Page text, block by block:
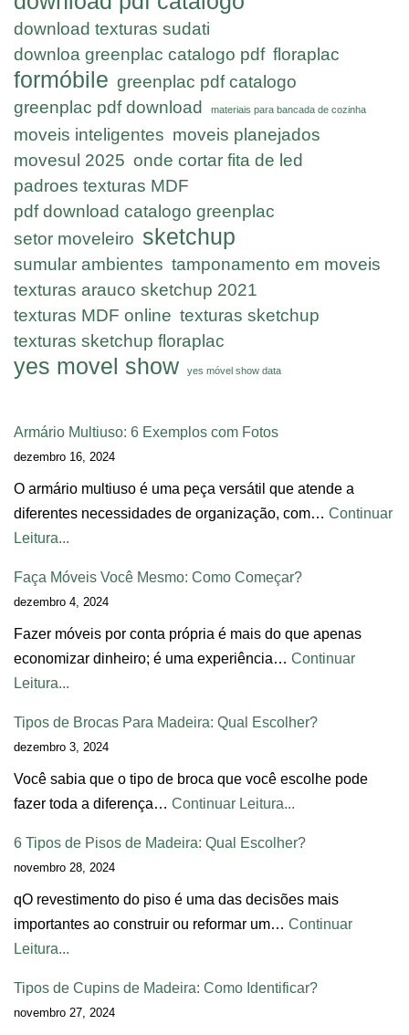
download texturas sudati
downloa greenplac catalogo pdf floraplac
formóbile greenplac pdf catalogo
greenplac pdf download
materiais para bancada de cozinha
moveis inteligentes moveis planejados
movesul 2025 onde cortar fita de led
padroes texturas MDF
pdf download catalogo greenplac
setor moveleiro sketchup
sumular ambientes tamponamento em moveis
texturas arauco sketchup 2021
texturas MDF online texturas sketchup
texturas sketchup floraplac
yes movel show yes móvel show data
Armário Multiuso: 6 Exemplos com Fotos
dezembro 16, 2024
O armário multiuso é uma peça versátil que atende a
diferentes necessidades de organização, com… Continuar
Leitura...
Faça Móveis Você Mesmo: Como Começar?
dezembro 4, 2024
Fazer móveis por conta própria é mais do que apenas
economizar dinheiro; é uma experiência… Continuar
Leitura...
Tipos de Brocas Para Madeira: Qual Escolher?
dezembro 3, 2024
Você sabia que o tipo de broca que você escolhe pode
fazer toda a diferença… Continuar Leitura...
6 Tipos de Pisos de Madeira: Qual Escolher?
novembro 28, 2024
qO revestimento do piso é uma das decisões mais
importantes ao construir ou reformar um… Continuar
Leitura...
Tipos de Cupins de Madeira: Como Identificar?
novembro 27, 2024